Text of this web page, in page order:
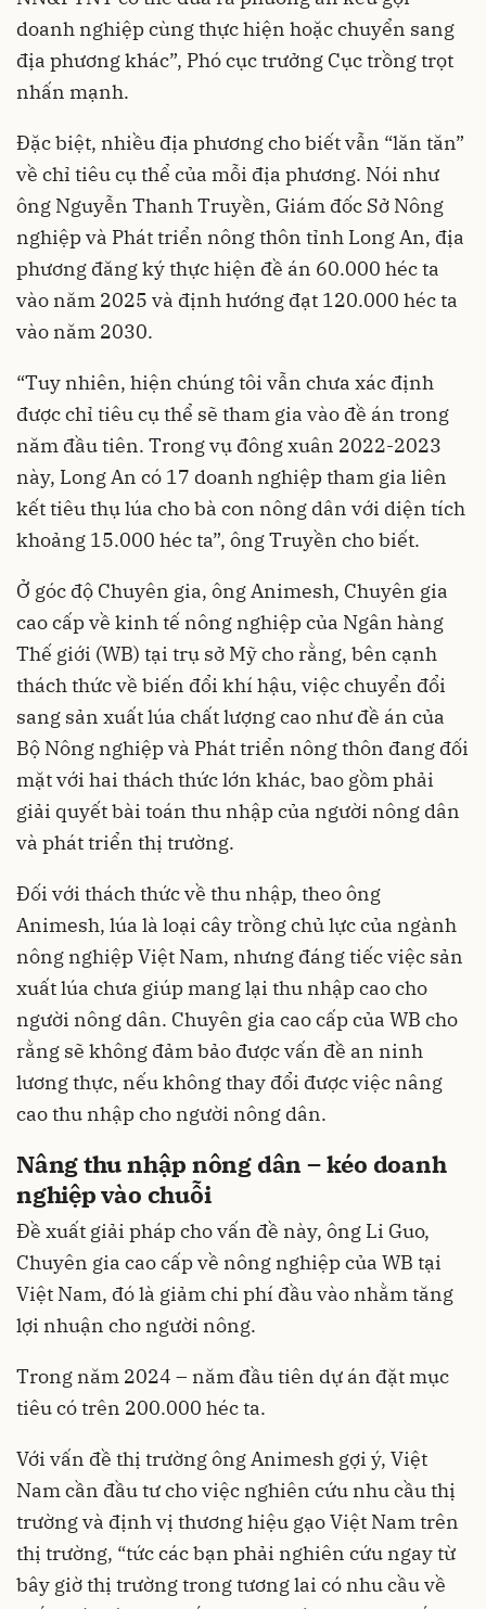
doanh nghiệp cùng thực hiện hoặc chuyển sang
địa phương khác”, Phó cục trưởng Cục trồng trọt
nhấn mạnh.
Đặc biệt, nhiều địa phương cho biết vẫn “lăn tăn”
về chỉ tiêu cụ thể của mỗi địa phương. Nói như
ông Nguyễn Thanh Truyền, Giám đốc Sở Nông
nghiệp và Phát triển nông thôn tỉnh Long An, địa
phương đăng ký thực hiện đề án 60.000 héc ta
vào năm 2025 và định hướng đạt 120.000 héc ta
vào năm 2030.
“Tuy nhiên, hiện chúng tôi vẫn chưa xác định
được chỉ tiêu cụ thể sẽ tham gia vào đề án trong
năm đầu tiên. Trong vụ đông xuân 2022-2023
này, Long An có 17 doanh nghiệp tham gia liên
kết tiêu thụ lúa cho bà con nông dân với diện tích
khoảng 15.000 héc ta”, ông Truyền cho biết.
Ở góc độ Chuyên gia, ông Animesh, Chuyên gia
cao cấp về kinh tế nông nghiệp của Ngân hàng
Thế giới (WB) tại trụ sở Mỹ cho rằng, bên cạnh
thách thức về biến đổi khí hậu, việc chuyển đổi
sang sản xuất lúa chất lượng cao như đề án của
Bộ Nông nghiệp và Phát triển nông thôn đang đối
mặt với hai thách thức lớn khác, bao gồm phải
giải quyết bài toán thu nhập của người nông dân
và phát triển thị trường.
Đối với thách thức về thu nhập, theo ông
Animesh, lúa là loại cây trồng chủ lực của ngành
nông nghiệp Việt Nam, nhưng đáng tiếc việc sản
xuất lúa chưa giúp mang lại thu nhập cao cho
người nông dân. Chuyên gia cao cấp của WB cho
rằng sẽ không đảm bảo được vấn đề an ninh
lương thực, nếu không thay đổi được việc nâng
cao thu nhập cho người nông dân.
Nâng thu nhập nông dân – kéo doanh
nghiệp vào chuỗi
Đề xuất giải pháp cho vấn đề này, ông Li Guo,
Chuyên gia cao cấp về nông nghiệp của WB tại
Việt Nam, đó là giảm chi phí đầu vào nhằm tăng
lợi nhuận cho người nông.
Trong năm 2024 – năm đầu tiên dự án đặt mục
tiêu có trên 200.000 héc ta.
Với vấn đề thị trường ông Animesh gợi ý, Việt
Nam cần đầu tư cho việc nghiên cứu nhu cầu thị
trường và định vị thương hiệu gạo Việt Nam trên
thị trường, “tức các bạn phải nghiên cứu ngay từ
bây giờ thị trường trong tương lai có nhu cầu về